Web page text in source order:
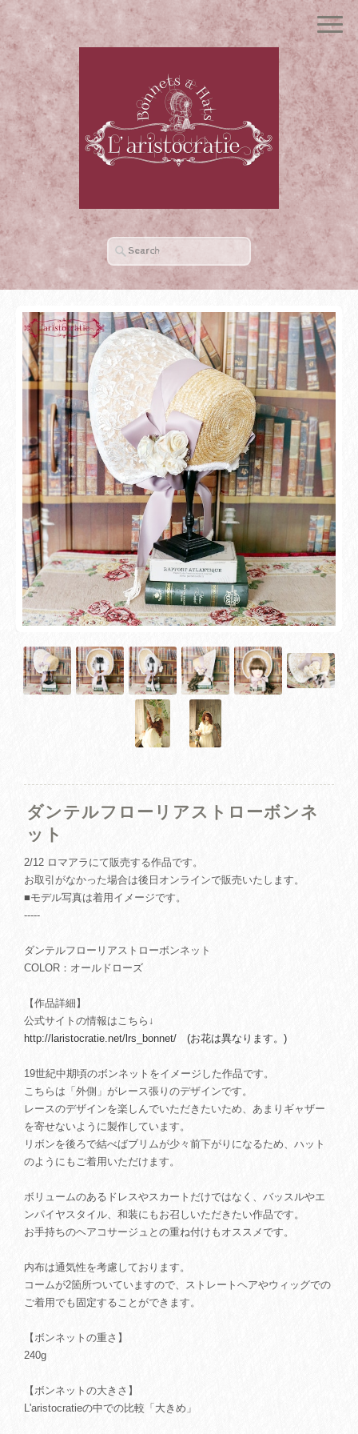
ダンテルフローリアストローボンネ
ット
2/12 ロマアラにて販売する作品です。
お取引がなかった場合は後日オンラインで販売いたします。
■モデル写真は着用イメージです。
-----
ダンテルフローリアストローボンネット
COLOR：オールドローズ
【作品詳細】
公式サイトの情報はこちら↓
http://laristocratie.net/lrs_bonnet/ (お花は異なります。)
19世紀中期頃のボンネットをイメージした作品です。
こちらは「外側」がレース張りのデザインです。
レースのデザインを楽しんでいただきたいため、あまりギャザー
を寄せないように製作しています。
リボンを後ろで結べばブリムが少々前下がりになるため、ハット
のようにもご着用いただけます。
ボリュームのあるドレスやスカートだけではなく、バッスルやエ
ンパイヤスタイル、和装にもお召しいただきたい作品です。
お手持ちのヘアコサージュとの重ね付けもオススメです。
内布は通気性を考慮しております。
コームが2箇所ついていますので、ストレートヘアやウィッグでの
ご着用でも固定することができます。
【ボンネットの重さ】
240g
【ボンネットの大きさ】
L'aristocratieの中での比較「大きめ」